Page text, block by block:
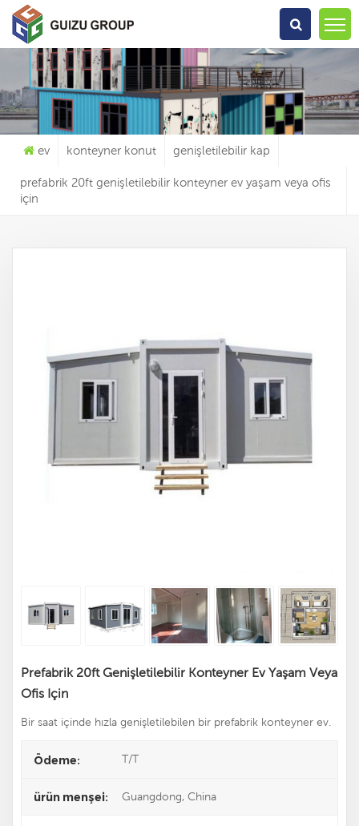
Ne Arıyorsun?
ev konteyner konut genişletilebilir kap
prefabrik 20ft genişletilebilir konteyner ev yaşam veya ofis
için
Prefabrik 20ft Genişletilebilir Konteyner Ev Yaşam Veya
Ofis Için
Bir saat içinde hızla genişletilebilen bir prefabrik konteyner ev.
Ödeme: T/T
ürün menşei: Guangdong, China